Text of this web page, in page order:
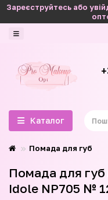
Зареєструйтесь або
Каталог
Помада для губ
Помада для губ
Idole NP705 №